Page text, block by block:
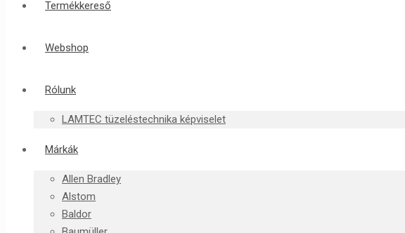
Termékkereső
Webshop
Rólunk
LAMTEC tüzeléstechnika képviselet
Márkák
Allen Bradley
Alstom
Baldor